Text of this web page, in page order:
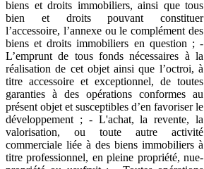
biens et droits immobiliers, ainsi que tous
bien et droits pouvant constituer
l’accessoire, l’annexe ou le complément des
biens et droits immobiliers en question ; -
L’emprunt de tous fonds nécessaires à la
réalisation de cet objet ainsi que l’octroi, à
titre accessoire et exceptionnel, de toutes
garanties à des opérations conformes au
présent objet et susceptibles d’en favoriser le
développement ; - L'achat, la revente, la
valorisation, ou toute autre activité
commerciale liée à des biens immobiliers à
titre professionnel, en pleine propriété, nue-